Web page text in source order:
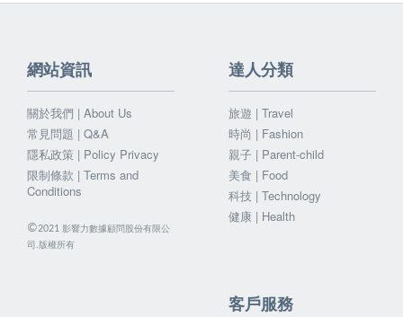
網站資訊
關於我們 | About Us
常見問題 | Q&A
隱私政策 | Policy Privacy
限制條款 | Terms and
Conditions
©2021 影響力數據顧問股份有限公
司.版權所有
達人分類
旅遊 | Travel
時尚 | Fashion
親子 | Parent-child
美食 | Food
科技 | Technology
健康 | Health
客戶服務